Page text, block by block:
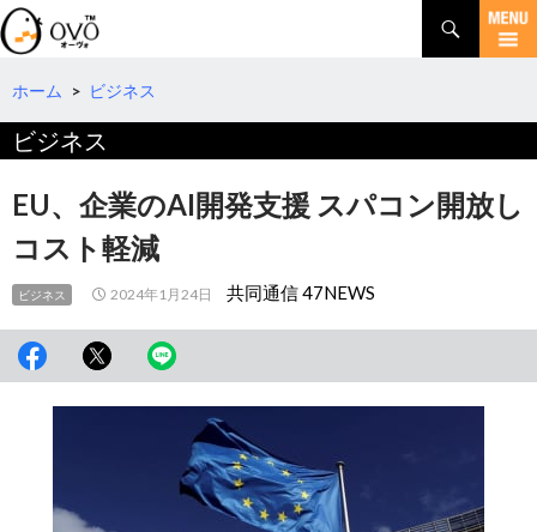
検
索
コ
テ
へ
移
動
ホーム > ビジネス
ビジネス
EU、企業のAI開発支援 スパコン開放し
コスト軽減
ビジネス 2024年1月24日 共同通信 47NEWS